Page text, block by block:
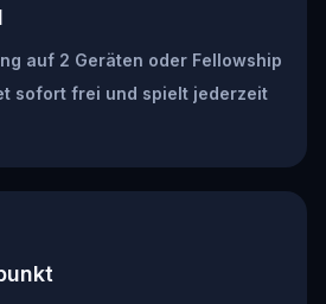
auf 2 Geräten oder Fellowship
sofort frei und spielt jederzeit